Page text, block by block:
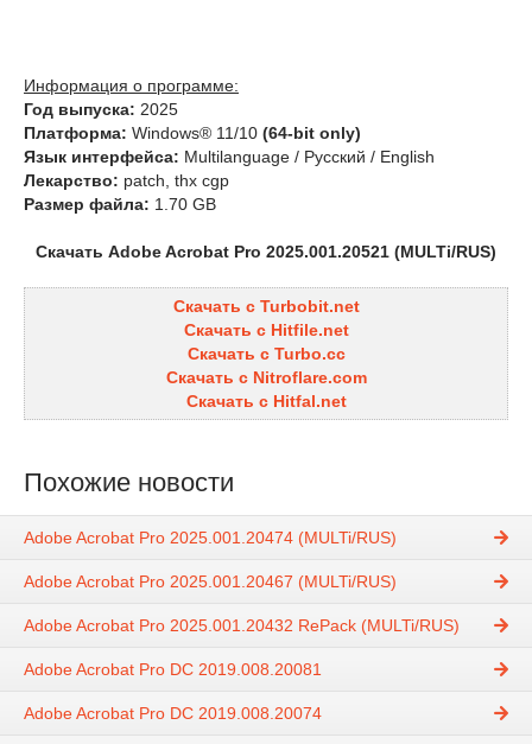
Информация о программе:
Год выпуска: 2025
Платформа: Windows® 11/10 (64-bit only)
Язык интерфейса: Multilanguage / Русский / English
Лекарство: patch, thx cgp
Размер файла: 1.70 GB
Скачать Adobe Acrobat Pro 2025.001.20521 (MULTi/RUS)
Скачать с Turbobit.net
Скачать с Hitfile.net
Скачать с Turbo.cc
Скачать с Nitroflare.com
Скачать с Hitfal.net
Похожие новости
Adobe Acrobat Pro 2025.001.20474 (MULTi/RUS)
Adobe Acrobat Pro 2025.001.20467 (MULTi/RUS)
Adobe Acrobat Pro 2025.001.20432 RePack (MULTi/RUS)
Adobe Acrobat Pro DC 2019.008.20081
Adobe Acrobat Pro DC 2019.008.20074